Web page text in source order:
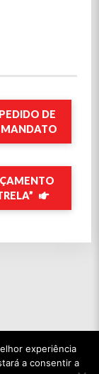
DE
MANDATO
experiência
a consentir a